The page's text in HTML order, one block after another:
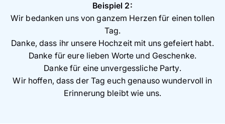
Beispiel 2:
Wir bedanken uns von ganzem Herzen für einen tollen
Tag.
Danke, dass ihr unsere Hochzeit mit uns gefeiert habt.
Danke für eure lieben Worte und Geschenke.
Danke für eine unvergessliche Party.
Wir hoffen, dass der Tag euch genauso wundervoll in
Erinnerung bleibt wie uns.